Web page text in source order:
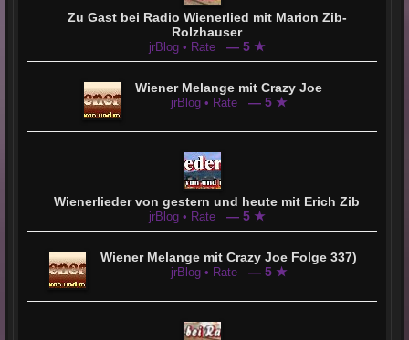
Zu Gast bei Radio Wienerlied mit Marion Zib-
Rolzhauser
jrBlog • Rate — 5 ★
Wiener Melange mit Crazy Joe
jrBlog • Rate — 5 ★
Wienerlieder von gestern und heute mit Erich Zib
jrBlog • Rate — 5 ★
Wiener Melange mit Crazy Joe Folge 337)
jrBlog • Rate — 5 ★